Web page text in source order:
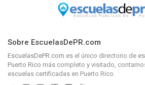
Sobre EscuelasDePR.com
EscuelasDePR.com es el único directorio de
Puerto Rico más completo y visitado,
escuelas certificadas en Puerto Rico.